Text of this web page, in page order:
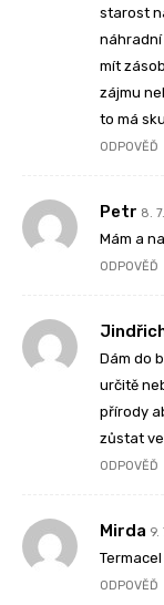
starost
náhradní
mít
zájmu
to má
ODPOVĚĎ
Petr 8.
Mám a
ODPOVĚĎ
Dám do
určitě
přírody
zůstat
ODPOVĚĎ
Mirda 9.
ODPOVĚĎ